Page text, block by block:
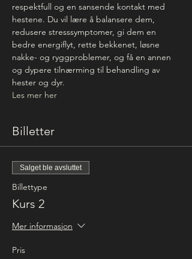
respektfull og en sansende kontakt med
hestene. Du vil lære å balansere dem,
redusere stresssymptomer, gi dem en
bedre energiflyt, rette bekkenet, løsne
nakke- og ryggproblemer, og få en annen
og dypere tilnærming til behandling av
hester og dyr.
Les mer her
Billetter
Salget ble avsluttet
Billettype
Kurs 2
Mer informasjon
Pris